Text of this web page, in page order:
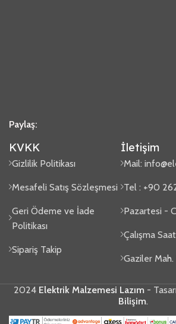
Paylaş:
KVKK
Gizlilik Politikası
Mesafeli Satış Sözleşmesi
Geri Ödeme ve İade
Politikası
Sipariş Takip
İletişim
Mail:
Tel : +90
Pazartesi -
Çalışma
Gaziler
2024 Elektrik Malzemesi Lazım-
Bilişim.